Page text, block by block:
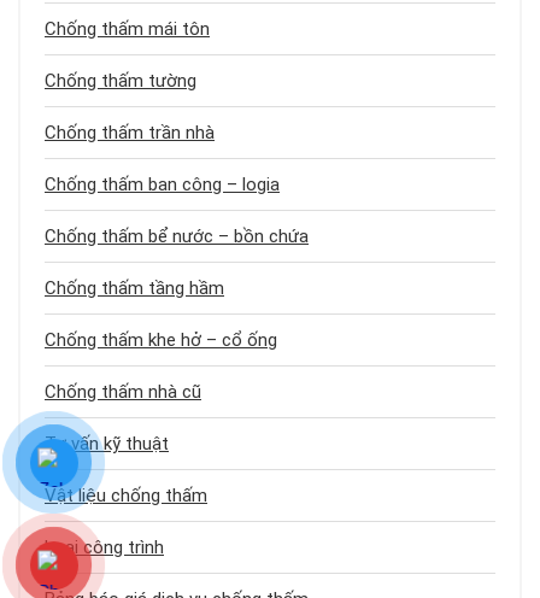
Chống thấm mái tôn
Chống thấm tường
Chống thấm trần nhà
Chống thấm ban công – logia
Chống thấm bể nước – bồn chứa
Chống thấm tầng hầm
Chống thấm khe hở – cổ ống
Chống thấm nhà cũ
Tư vấn kỹ thuật
Vật liệu chống thấm
Loại công trình